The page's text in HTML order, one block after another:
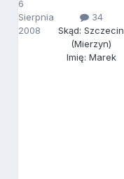
6
Sierpnia
2008
34
Skąd: Szczecin
(Mierzyn)
Imię: Marek